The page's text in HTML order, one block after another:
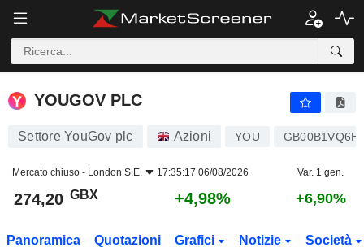
YOUGOV PLC
YOUGOV PLC
Settore YouGov plc Azioni YOU
Mercato chiuso - London S.E. 17:35:17 06/08/2026 Var. 1 gen.
274,20 GBX +4,98% +6,90%
Panoramica Quotazioni Grafici Notizie Società